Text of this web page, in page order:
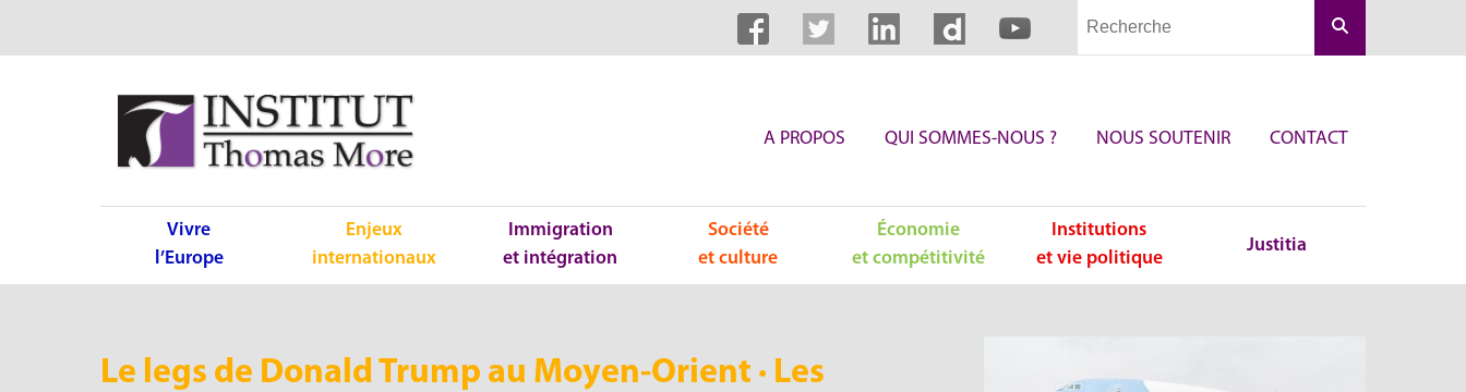
A PROPOS QUI SOMMES-NOUS ? NOUS SOUTENIR CONTACT
Vivre
l’Europe
Enjeux
internationaux
Immigration
et intégration
Société
et culture
Économie
et compétitivité
Institutions
et vie politique
Justitia
Le legs de Donald Trump au Moyen-Orient · Les